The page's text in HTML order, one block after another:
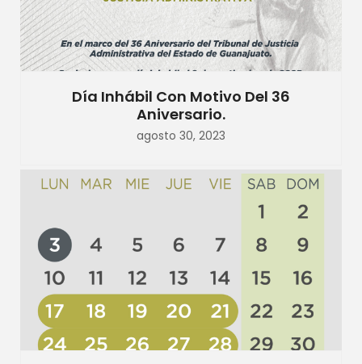
Día Inhábil Con Motivo Del 36
Aniversario.
agosto 30, 2023